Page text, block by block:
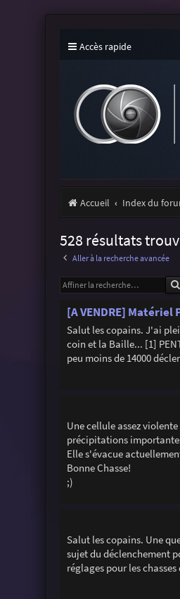
Accès rapide
Accueil Index du
528 résultats
Aller à la recherche avancée
[A VENDRE] Matériel
Salut les copains. J'ai
coin et la Baille... [1]
peu moins de 14000
Une cellule assez
précipitations
Elle s'évacue
Bonne Chasse!
;)
Salut les copains. Une
sujet du déclenchement
réglages pour les